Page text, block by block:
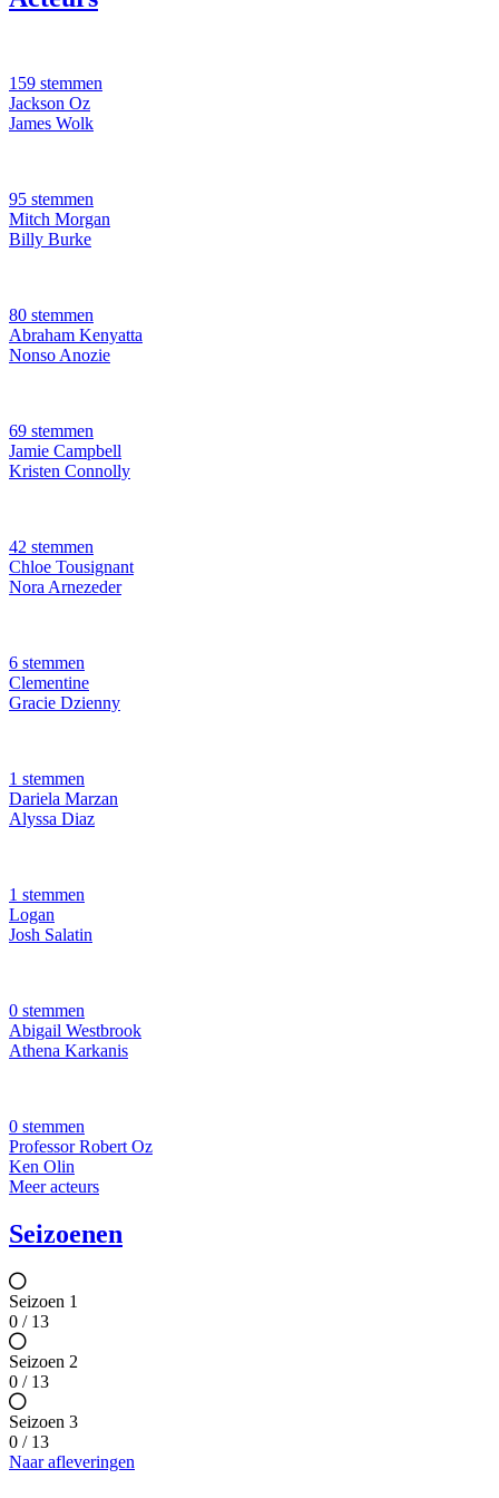
159 stemmen
Jackson Oz
James Wolk
95 stemmen
Mitch Morgan
Billy Burke
80 stemmen
Abraham Kenyatta
Nonso Anozie
69 stemmen
Jamie Campbell
Kristen Connolly
42 stemmen
Chloe Tousignant
Nora Arnezeder
6 stemmen
Clementine
Gracie Dzienny
1 stemmen
Dariela Marzan
Alyssa Diaz
1 stemmen
Logan
Josh Salatin
0 stemmen
Abigail Westbrook
Athena Karkanis
0 stemmen
Professor Robert Oz
Ken Olin
Meer acteurs
Seizoenen
Seizoen 1
0 / 13
Seizoen 2
0 / 13
Seizoen 3
0 / 13
Naar afleveringen